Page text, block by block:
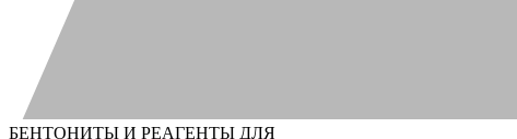
БЕНТОНИТЫ И РЕАГЕНТЫ ДЛЯ